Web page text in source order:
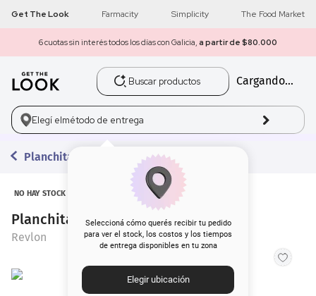
Get The Look Farmacity Simplicity The Food Market
6 cuotas sin interés todos los días con Galicia, a partir de $80.000
Buscar productos
Cargando...
Elegí elmétodo de entrega
Seleccioná cómo querés recibir tu pedido
para ver el stock, los costos y los tiempos
de entrega disponibles en tu zona
Elegir ubicación
Planchitas
NO HAY STOCK
Planchita Pelo Revlon Digital
Revlon
1 get the look
2 máscara pestañas
3.
5. corrector